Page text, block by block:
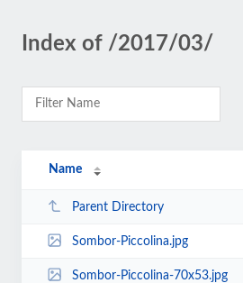
Index of /2017/03/
Name
Parent Directory
Sombor-Piccolina.jpg
Sombor-Piccolina-70x53.jpg